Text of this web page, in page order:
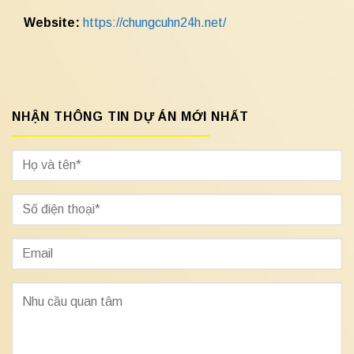
Website: https://chungcuhn24h.net/
NHẬN THÔNG TIN DỰ ÁN MỚI NHẤT